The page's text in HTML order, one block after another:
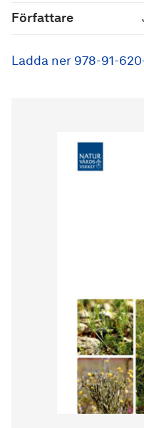
Författare
Ladda ner 978-91-